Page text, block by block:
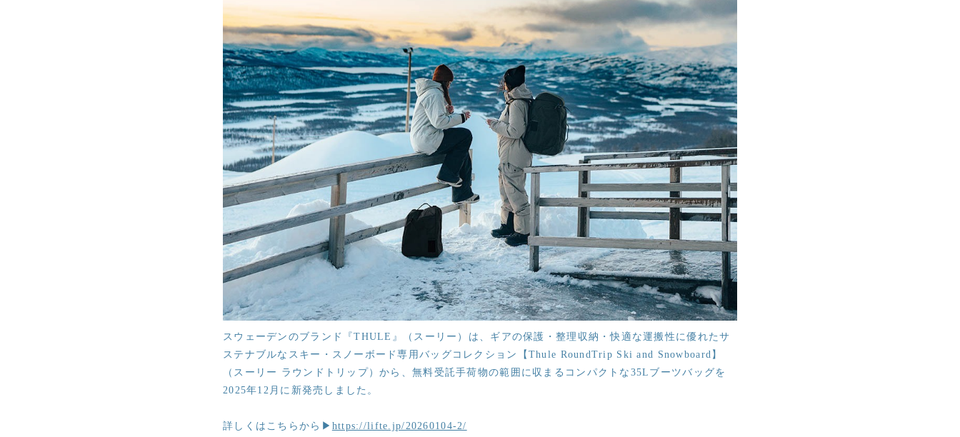
スウェーデンのブランド『THULE』（スーリー）は、ギアの保護・整理収納・快適な運搬性に優れたサ
ステナブルなスキー・スノーボード専用バッグコレクション【Thule RoundTrip Ski and Snowboard】
（スーリー ラウンドトリップ）から、無料受託手荷物の範囲に収まるコンパクトな35Lブーツバッグを
2025年12月に新発売しました。
詳しくはこちらから▶ https://lifte.jp/20260104-2/